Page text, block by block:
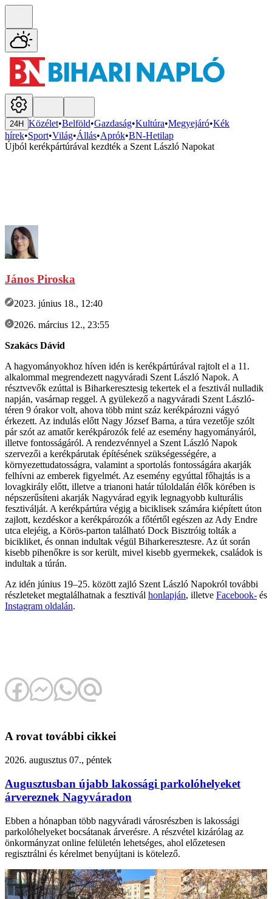
24H Közélet•Belföld•Gazdaság•Kultúra•Megyejáró•Kék
hírek•Sport•Világ•Állás•Aprók•BN-Hetilap
Újból kerékpártúrával kezdték a Szent László Napokat
János Piroska
2023. június 18., 12:40
2026. március 12., 23:55
Szakács Dávid
A hagyományokhoz híven idén is kerékpártúrával rajtolt el a 11.
alkalommal megrendezett nagyváradi Szent László Napok. A
résztvevők ezúttal is Biharkeresztesig tekertek el a fesztivál nulladik
napján, vasárnap reggel. A gyülekező a nagyváradi Szent László-
téren 9 órakor volt, ahova több mint száz kerékpározni vágyó
érkezett. Az indulás előtt Nagy József Barna, a túra vezetője szólt
pár szót az amatőr kerékpározók felé az esemény hagyományáról,
illetve fontosságáról. A rendezvénnyel a Szent László Napok
szervezői a kerékpárutak építésének szükségességére, a
környezettudatosságra, valamint a sportolás fontosságára akarják
felhívni az emberek figyelmét. Az esemény egyúttal főhajtás is a
lovagkirály előtt, illetve a trianoni határ túloldalán élők körében is
népszerűsíteni akarják Nagyvárad egyik legnagyobb kulturális
fesztiválját. A kerékpártúra végig a biciklisek számára kiépített úton
zajlott, kezdéskor a kerékpározók a főtértől egészen az Ady Endre
utca elejéig, a Körös-parton található Dock Bisztróig tolták a
bicikliket, és onnan indultak végül Biharkeresztesre. Az út során
kisebb pihenőkre is sor került, mivel kisebb gyermekek, családok is
indultak a túrán.
Az idén június 19–25. között zajló Szent László Napokról további
részleteket megtalálhatnak a fesztivál honlapján, illetve Facebook- és
Instagram oldalán.
A rovat további cikkei
2026. augusztus 07., péntek
Augusztusban újabb lakossági parkolóhelyeket
árvereznek Nagyváradon
Ebben a hónapban több nagyváradi városrészben is lakossági
parkolóhelyeket bocsátanak árverésre. A részvétel kizárólag az
önkormányzat online felületén lehetséges, ahol előzetesen
regisztrálni és kérelmet benyújtani is kötelező.